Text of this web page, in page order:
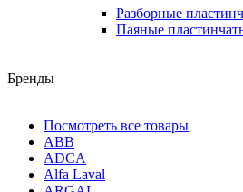
Разборные
Паяные
Бренды
Посмотреть все товары
ABB
ADCA
Alfa Laval